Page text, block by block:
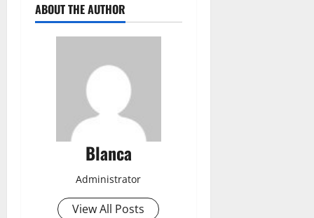
ABOUT THE AUTHOR
Blanca
Administrator
View All Posts